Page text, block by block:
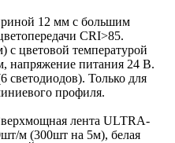
12 мм с большим
CRI>85.
цветовой температурой
напряжение питания 24 В.
Только для
профиля.
лента ULTRA-
м (300шт на 5м), белая